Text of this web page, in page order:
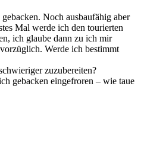
Noch ausbaufähig aber
Mal werde ich den tourierten
ich glaube dann zu ich mir
Werde ich bestimmt
zuzubereiten?
gebacken eingefroren – wie taue